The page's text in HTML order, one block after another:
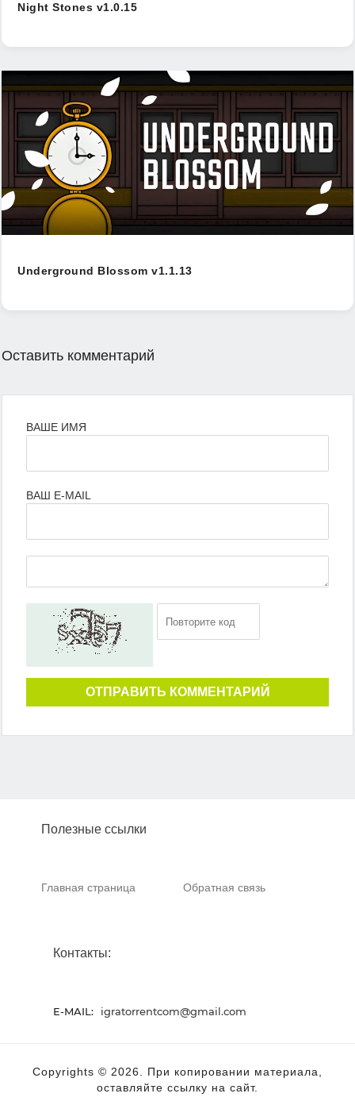
Night Stones v1.0.15
Underground Blossom v1.1.13
Оставить комментарий
ВАШЕ ИМЯ
ВАШ E-MAIL
ОТПРАВИТЬ КОММЕНТАРИЙ
Полезные ссылки
Главная страница Обратная связь
Контакты:
E-MAIL: igratorrentcom@gmail.com
Copyrights © 2026. При копировании материала,
оставляйте ссылку на сайт.